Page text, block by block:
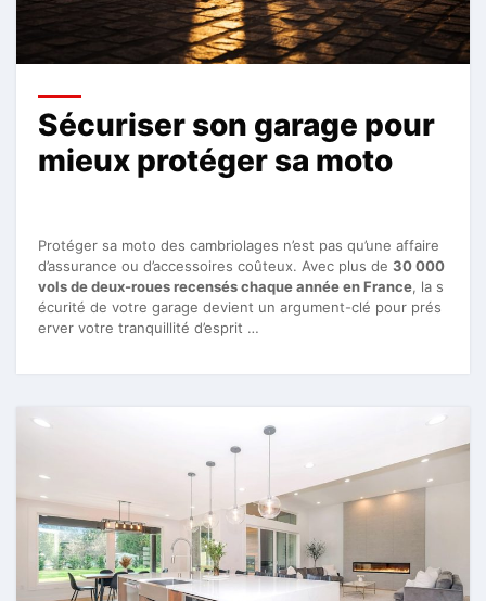
Sécuriser son garage pour
mieux protéger sa moto
Protéger sa moto des cambriolages n’est pas qu’une affaire
d’assurance ou d’accessoires coûteux. Avec plus de 30 000
vols de deux-roues recensés chaque année en France, la s
écurité de votre garage devient un argument-clé pour prés
erver votre tranquillité d’esprit …